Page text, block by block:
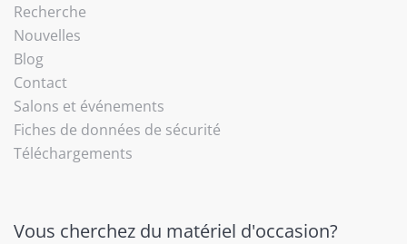
Recherche
Nouvelles
Blog
Contact
Salons et événements
Fiches de données de sécurité
Téléchargements
Vous cherchez du matériel d'occasion?